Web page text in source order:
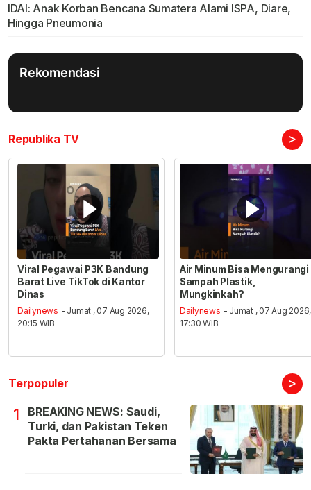
IDAI: Anak Korban Bencana Sumatera Alami ISPA, Diare,
Hingga Pneumonia
Rekomendasi
Republika TV >
Viral Pegawai P3K Bandung
Barat Live TikTok di Kantor
Dinas
Dailynews - Jumat , 07 Aug 2026,
20:15 WIB
Air Minum Bisa Mengurangi
Sampah Plastik,
Mungkinkah?
Dailynews - Jumat , 07 Aug 2026,
17:30 WIB
Terpopuler >
1
BREAKING NEWS: Saudi,
Turki, dan Pakistan Teken
Pakta Pertahanan Bersama